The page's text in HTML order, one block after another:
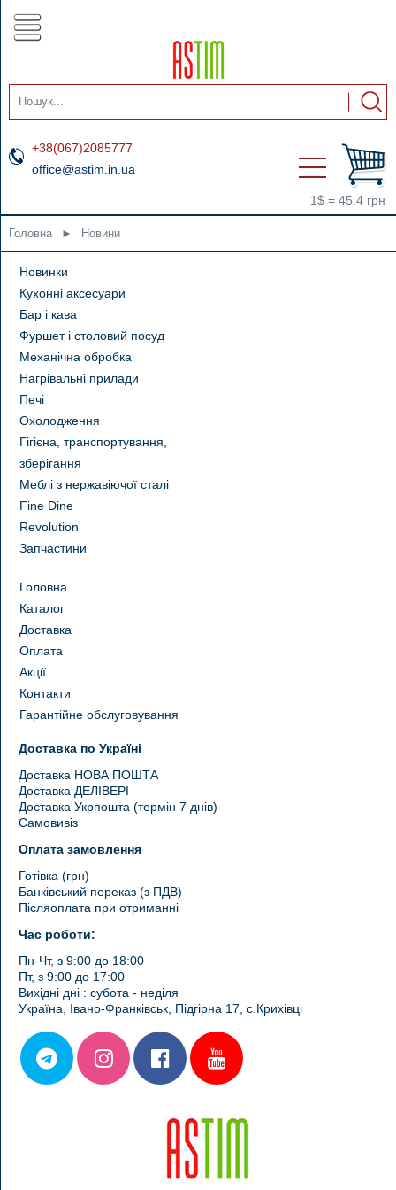
+38(067)2085777
office@astim.in.ua
1$ = 45.4 грн
Головна ► Новини
Новинки
Кухонні аксесуари
Бар і кава
Фуршет і столовий посуд
Механічна обробка
Нагрівальні прилади
Печі
Охолодження
Гігієна, транспортування,
зберігання
Меблі з нержавіючої сталі
Fine Dine
Revolution
Запчастини
Головна
Каталог
Доставка
Оплата
Акції
Контакти
Гарантійне обслуговування
Доставка по Україні
Доставка НОВА ПОШТА
Доставка ДЕЛІВЕРІ
Доставка Укрпошта (термін 7 днів)
Самовивіз
Оплата замовлення
Готівка (грн)
Банківський переказ (з ПДВ)
Післяоплата при отриманні
Час роботи:
Пн-Чт, з 9:00 до 18:00
Пт, з 9:00 до 17:00
Вихідні дні : субота - неділя
Україна, Івано-Франківськ, Підгірна 17, с.Крихівці